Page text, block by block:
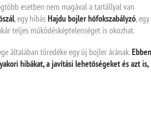
esetben nem magával a tartállyal van
, egy hibásHajdu bojler hőfokszabályzó, egy
teljes működésképtelenséget is okozhat.
általában töredéke egy új bojler árának.
hibákat, a javítási lehetőségeket és azt is,